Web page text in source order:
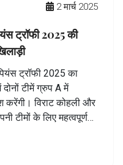
2 मार्च 2025
ट्रॉफी 2025 की
ट्रॉफी 2025 का
टीमें ग्रुप A में
करेंगी। विराट कोहली और
टीमों के लिए महत्वपूर्ण